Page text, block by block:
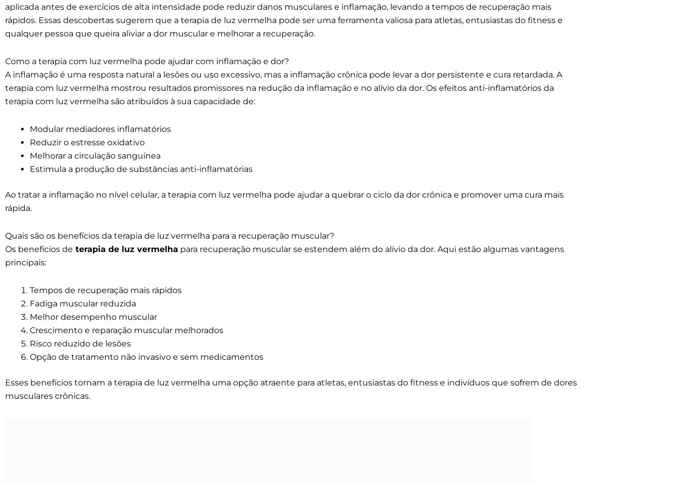
aplicada antes de exercícios de alta intensidade pode reduzir danos musculares e inflamação, levando a tempos de recuperação mais
rápidos. Essas descobertas sugerem que a terapia de luz vermelha pode ser uma ferramenta valiosa para atletas, entusiastas do fitness e
qualquer pessoa que queira aliviar a dor muscular e melhorar a recuperação.
Como a terapia com luz vermelha pode ajudar com inflamação e dor?
A inflamação é uma resposta natural a lesões ou uso excessivo, mas a inflamação crônica pode levar a dor persistente e cura retardada. A
terapia com luz vermelha mostrou resultados promissores na redução da inflamação e no alívio da dor. Os efeitos anti-inflamatórios da
terapia com luz vermelha são atribuídos à sua capacidade de:
Modular mediadores inflamatórios
Reduzir o estresse oxidativo
Melhorar a circulação sanguínea
Estimula a produção de substâncias anti-inflamatórias
Ao tratar a inflamação no nível celular, a terapia com luz vermelha pode ajudar a quebrar o ciclo da dor crônica e promover uma cura mais
rápida.
Quais são os benefícios da terapia de luz vermelha para a recuperação muscular?
Os benefícios de terapia de luz vermelha para recuperação muscular se estendem além do alívio da dor. Aqui estão algumas vantagens
principais:
Tempos de recuperação mais rápidos
Fadiga muscular reduzida
Melhor desempenho muscular
Crescimento e reparação muscular melhorados
Risco reduzido de lesões
Opção de tratamento não invasivo e sem medicamentos
Esses benefícios tornam a terapia de luz vermelha uma opção atraente para atletas, entusiastas do fitness e indivíduos que sofrem de dores
musculares crônicas.